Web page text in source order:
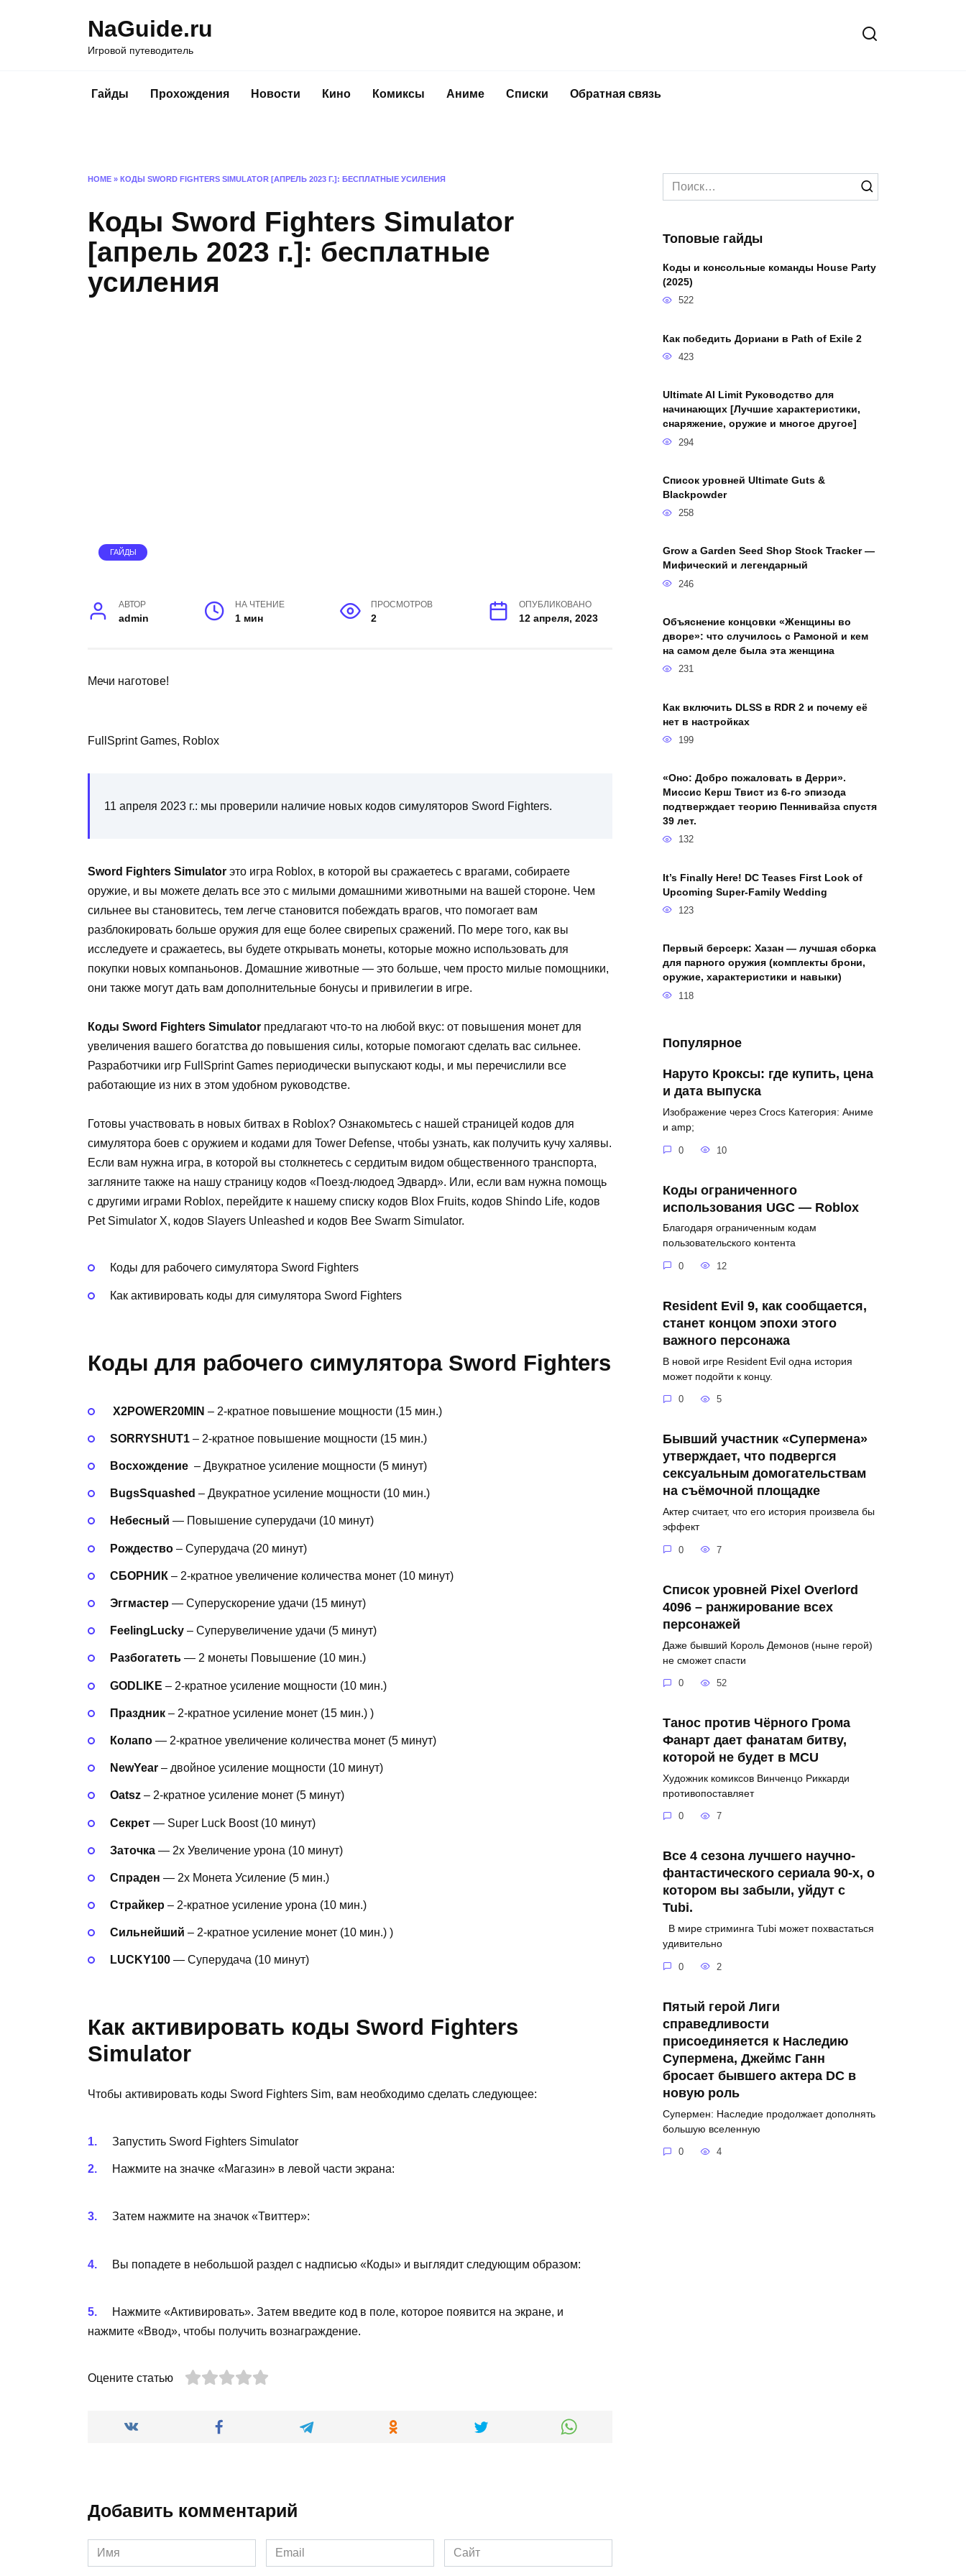
NaGuide.ru
Игровой путеводитель
Гайды Прохождения Новости Кино Комиксы Аниме Списки Обратная связь
HOME » КОДЫ SWORD FIGHTERS SIMULATOR [АПРЕЛЬ 2023 Г.]: БЕСПЛАТНЫЕ УСИЛЕНИЯ
Коды Sword Fighters Simulator
[апрель 2023 г.]: бесплатные
усиления
ГАЙДЫ
АВТОР
admin
НА ЧТЕНИЕ
1 мин
ПРОСМОТРОВ
2
ОПУБЛИКОВАНО
12 апреля, 2023
Мечи наготове!
FullSprint Games, Roblox
11 апреля 2023 г.: мы проверили наличие новых кодов симуляторов Sword Fighters.
Sword Fighters Simulator это игра Roblox, в которой вы сражаетесь с врагами, собираете
оружие, и вы можете делать все это с милыми домашними животными на вашей стороне. Чем
сильнее вы становитесь, тем легче становится побеждать врагов, что помогает вам
разблокировать больше оружия для еще более свирепых сражений. По мере того, как вы
исследуете и сражаетесь, вы будете открывать монеты, которые можно использовать для
покупки новых компаньонов. Домашние животные — это больше, чем просто милые помощники,
они также могут дать вам дополнительные бонусы и привилегии в игре.
Коды Sword Fighters Simulator предлагают что-то на любой вкус: от повышения монет для
увеличения вашего богатства до повышения силы, которые помогают сделать вас сильнее.
Разработчики игр FullSprint Games периодически выпускают коды, и мы перечислили все
работающие из них в этом удобном руководстве.
Готовы участвовать в новых битвах в Roblox? Ознакомьтесь с нашей страницей кодов для
симулятора боев с оружием и кодами для Tower Defense, чтобы узнать, как получить кучу халявы.
Если вам нужна игра, в которой вы столкнетесь с сердитым видом общественного транспорта,
загляните также на нашу страницу кодов «Поезд-людоед Эдвард». Или, если вам нужна помощь
с другими играми Roblox, перейдите к нашему списку кодов Blox Fruits, кодов Shindo Life, кодов
Pet Simulator X, кодов Slayers Unleashed и кодов Bee Swarm Simulator.
Коды для рабочего симулятора Sword Fighters
Как активировать коды для симулятора Sword Fighters
Коды для рабочего симулятора Sword Fighters
X2POWER20MIN – 2-кратное повышение мощности (15 мин.)
SORRYSHUT1– 2-кратное повышение мощности (15 мин.)
Восхождение – Двукратное усиление мощности (5 минут)
BugsSquashed – Двукратное усиление мощности (10 мин.)
Небесный — Повышение суперудачи (10 минут)
Рождество– Суперудача (20 минут)
СБОРНИК– 2-кратное увеличение количества монет (10 минут)
Эггмастер — Суперускорение удачи (15 минут)
FeelingLucky– Суперувеличение удачи (5 минут)
Разбогатеть— 2 монеты Повышение (10 мин.)
GODLIKE – 2-кратное усиление мощности (10 мин.)
Праздник– 2-кратное усиление монет (15 мин.) )
Колапо— 2-кратное увеличение количества монет (5 минут)
NewYear– двойное усиление мощности (10 минут)
Oatsz– 2-кратное усиление монет (5 минут)
Секрет— Super Luck Boost (10 минут)
Заточка— 2x Увеличение урона (10 минут)
Спраден — 2x Монета Усиление (5 мин.)
Страйкер – 2-кратное усиление урона (10 мин.)
Сильнейший – 2-кратное усиление монет (10 мин.) )
LUCKY100— Суперудача (10 минут)
Как активировать коды Sword Fighters
Simulator
Чтобы активировать коды Sword Fighters Sim, вам необходимо сделать следующее:
Запустить Sword Fighters Simulator
Нажмите на значке «Магазин» в левой части экрана:
Затем нажмите на значок «Твиттер»:
Вы попадете в небольшой раздел с надписью «Коды» и выглядит следующим образом:
Нажмите «Активировать». Затем введите код в поле, которое появится на экране, и
нажмите «Ввод», чтобы получить вознаграждение.
Оцените статью
Добавить комментарий
Имя
*
Email
*
Сайт
Search
for:
Топовые гайды
Коды и консольные команды House Party
(2025)
522
Как победить Дориани в Path of Exile 2
423
Ultimate AI Limit Руководство для
начинающих [Лучшие характеристики,
снаряжение, оружие и многое другое]
294
Список уровней Ultimate Guts &
Blackpowder
258
Grow a Garden Seed Shop Stock Tracker —
Мифический и легендарный
246
Объяснение концовки «Женщины во
дворе»: что случилось с Рамоной и кем
на самом деле была эта женщина
231
Как включить DLSS в RDR 2 и почему её
нет в настройках
199
«Оно: Добро пожаловать в Дерри».
Миссис Керш Твист из 6-го эпизода
подтверждает теорию Пеннивайза спустя
39 лет.
132
It’s Finally Here! DC Teases First Look of
Upcoming Super-Family Wedding
123
Первый берсерк: Хазан — лучшая сборка
для парного оружия (комплекты брони,
оружие, характеристики и навыки)
118
Популярное
Наруто Кроксы: где купить, цена
и дата выпуска
Изображение через Crocs Категория: Аниме
и amp;
0 10
Коды ограниченного
использования UGC — Roblox
Благодаря ограниченным кодам
пользовательского контента
0 12
Resident Evil 9, как сообщается,
станет концом эпохи этого
важного персонажа
В новой игре Resident Evil одна история
может подойти к концу.
0 5
Бывший участник «Супермена»
утверждает, что подвергся
сексуальным домогательствам
на съёмочной площадке
Актер считает, что его история произвела бы
эффект
0 7
Список уровней Pixel Overlord
4096 – ранжирование всех
персонажей
Даже бывший Король Демонов (ныне герой)
не сможет спасти
0 52
Танос против Чёрного Грома
Фанарт дает фанатам битву,
которой не будет в MCU
Художник комиксов Винченцо Риккарди
противопоставляет
0 7
Все 4 сезона лучшего научно-
фантастического сериала 90-х, о
котором вы забыли, уйдут с
Tubi.
В мире стриминга Tubi может похвастаться
удивительно
0 2
Пятый герой Лиги
справедливости
присоединяется к Наследию
Супермена, Джеймс Ганн
бросает бывшего актера DC в
новую роль
Супермен: Наследие продолжает дополнять
большую вселенную
0 4